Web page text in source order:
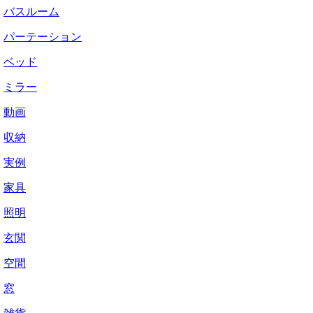
バスルーム
パーテーション
ベッド
ミラー
動画
収納
実例
家具
照明
玄関
空間
窓